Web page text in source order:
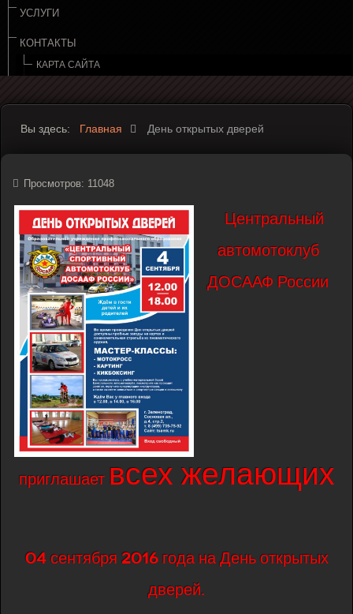
УСЛУГИ
КОНТАКТЫ
КАРТА САЙТА
Вы здесь: Главная День открытых дверей
Просмотров: 11048
Центральный
автомотоклуб
ДОСААФ России
приглашает всех желающих
04 сентября 2016 года на День открытых
дверей.